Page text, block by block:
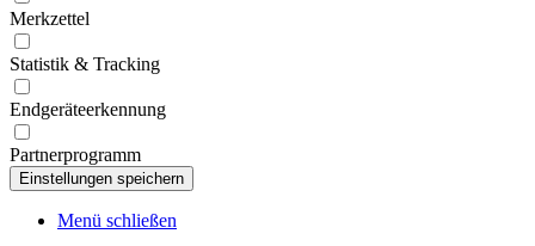
Merkzettel
Statistik & Tracking
Endgeräteerkennung
Partnerprogramm
Menü schließen